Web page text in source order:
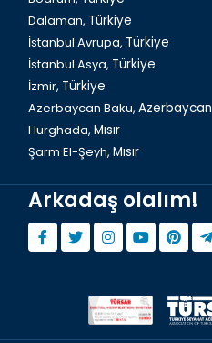
Dalaman, Türkiye
İstanbul Avrupa, Türkiye
İstanbul Asya, Türkiye
İzmir, Türkiye
Azerbaycan Baku, Azerbaycan
Hurghada, Mısır
Şarm El-Şeyh, Mısır
Arkadaş olalım!